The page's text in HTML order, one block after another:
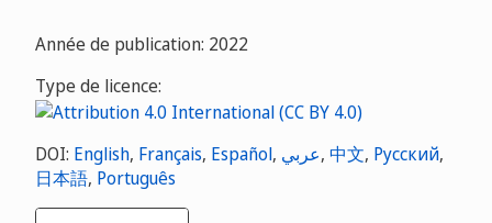
Année de publication: 2022
Type de licence:
DOI: English, Français, Español, عربي, 中文, Русский,
日本語, Português